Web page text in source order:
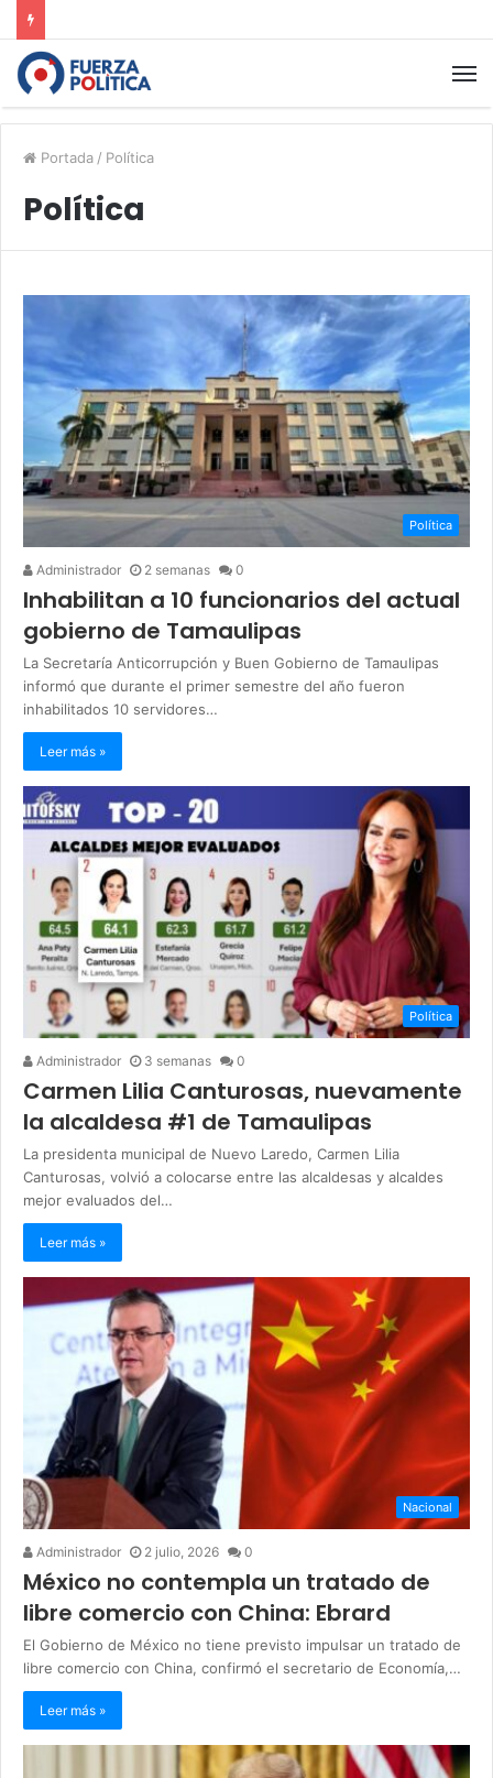
Portada / Política
Política
Política
Administrador 2 semanas 0
Inhabilitan a 10 funcionarios del actual
gobierno de Tamaulipas
La Secretaría Anticorrupción y Buen Gobierno de Tamaulipas
informó que durante el primer semestre del año fueron
inhabilitados 10 servidores…
Leer más »
Política
Administrador 3 semanas 0
Carmen Lilia Canturosas, nuevamente
la alcaldesa #1 de Tamaulipas
La presidenta municipal de Nuevo Laredo, Carmen Lilia
Canturosas, volvió a colocarse entre las alcaldesas y alcaldes
mejor evaluados del…
Leer más »
Nacional
Administrador 2 julio, 2026 0
México no contempla un tratado de
libre comercio con China: Ebrard
El Gobierno de México no tiene previsto impulsar un tratado de
libre comercio con China, confirmó el secretario de Economía,…
Leer más »